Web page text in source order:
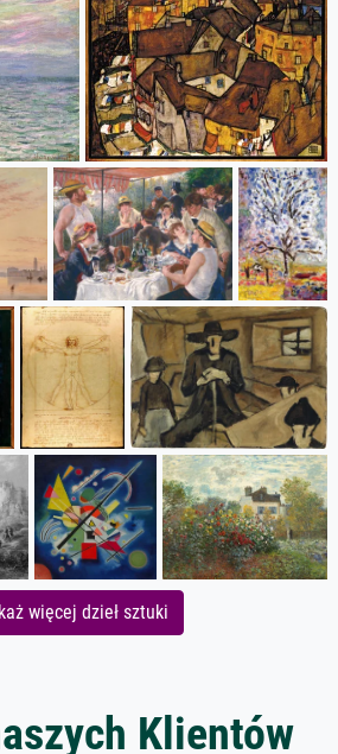
więcej dzieł sztuki
Klientów